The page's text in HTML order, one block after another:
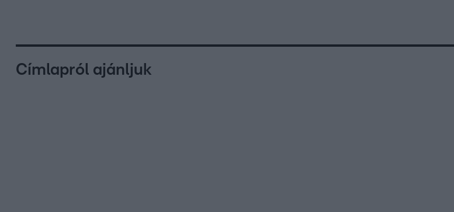
Címlapról ajánljuk